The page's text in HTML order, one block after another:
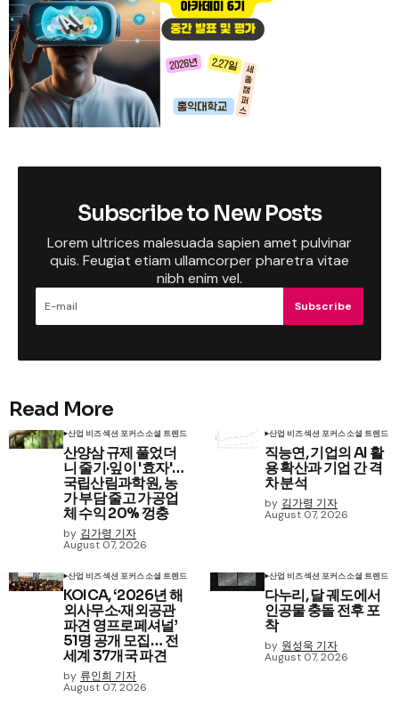
Subscribe to New Posts
Lorem ultrices malesuada sapien amet pulvinar
quis. Feugiat etiam ullamcorper pharetra vitae
nibh enim vel.
Subscribe
Read More
산업 비즈섹션 포커스소셜 트렌드
산양삼 규제 풀었더
니 줄기·잎이 '효자'…
국립산림과학원, 농
가 부담 줄고 가공업
체 수익 20% 껑충
by 김가령 기자
August 07, 2026
산업 비즈섹션 포커스소셜 트렌드
직능연, 기업의 AI 활
용 확산과 기업 간 격
차 분석
by 김가령 기자
August 07, 2026
산업 비즈섹션 포커스소셜 트렌드
KOICA, ‘2026년 해
외사무소·재외공관
파견 영프로페셔널’
51명 공개 모집… 전
세계 37개국 파견
by 류인희 기자
August 07, 2026
산업 비즈섹션 포커스소셜 트렌드
다누리, 달 궤도에서
인공물 충돌 전후 포
착
by 원성욱 기자
August 07, 2026